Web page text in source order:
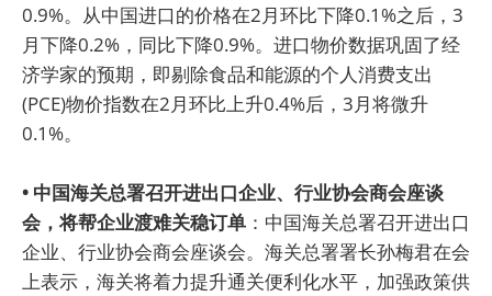
0.9%。从中国进口的价格在2月环比下降0.1%之后，3
月下降0.2%，同比下降0.9%。进口物价数据巩固了经
济学家的预期，即剔除食品和能源的个人消费支出
(PCE)物价指数在2月环比上升0.4%后，3月将微升
0.1%。
• 中国海关总署召开进出口企业、行业协会商会座谈
会，将帮企业渡难关稳订单 ：中国海关总署召开进出口
企业、行业协会商会座谈会。海关总署署长孙梅君在会
上表示，海关将着力提升通关便利化水平，加强政策供